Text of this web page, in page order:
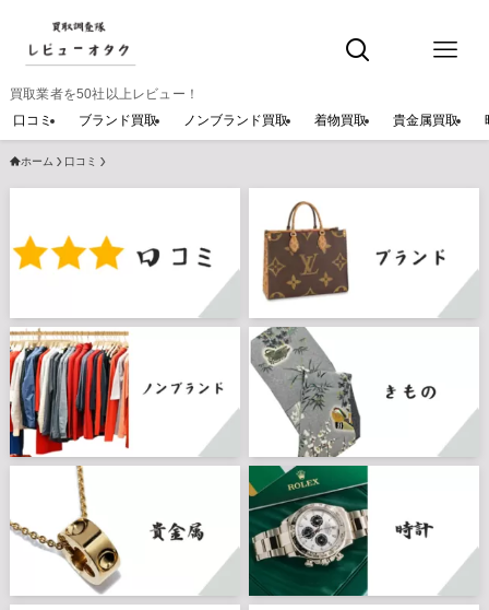
買取業者を50社以上レビュー！
口コミ
ブランド買取 ノンブランド買取 着物買取 貴金属買取
ホーム 口コミ